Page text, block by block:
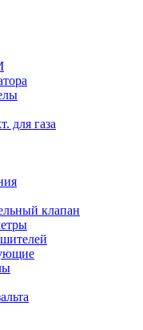
для газа
клапан